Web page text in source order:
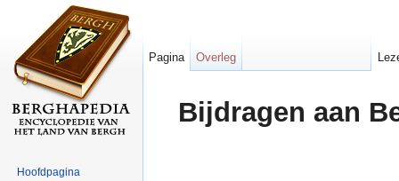
Bijdragen aan
Pagina Overleg
Hoofdpagina